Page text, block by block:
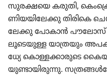
സുരക്ഷയെ കരുതി,
ണി​യ​യി​ലേക്കു തിരികെ
ലേക്കു പോകാൻ പൗലോസ്‌
ലൂ​ടെ​യുള്ള യാത്ര​യും
ധ്യേ കൊള്ള​ക്കാ​രു​ടെ
യു​ണ്ടാ​യി​രു​ന്നു.